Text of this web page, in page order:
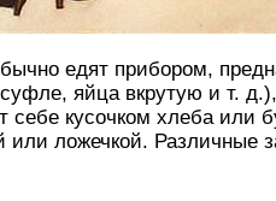
едят прибором,
яйца вкрутую и т.
себе кусочком хлеба или
или ложечкой. Различные